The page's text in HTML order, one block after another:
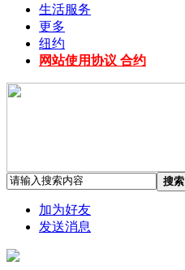
生活服务
更多
纽约
网站使用协议 合约
搜索
加为好友
发送消息